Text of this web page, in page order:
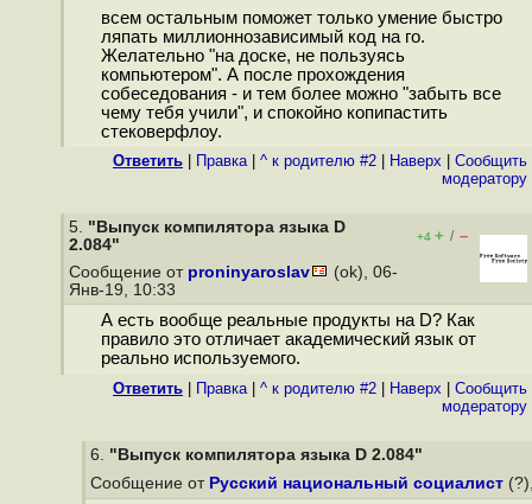
всем остальным поможет только умение быстро
ляпать миллионнозависимый код на го.
Желательно "на доске, не пользуясь
компьютером". А после прохождения
собеседования - и тем более можно "забыть все
чему тебя учили", и спокойно копипастить
стековерфлоу.
Ответить Правка| ^ к родителю #2 Наверх
Cообщить
модератору
5. "Выпуск компилятора языка D
2.084"
+4 + / –
Сообщение от proninyaroslav
(ok), 06-
Янв-19, 10:33
А есть вообще реальные продукты на D? Как
правило это отличает академический язык от
реально используемого.
Ответить Правка| ^ к родителю #2 Наверх
Cообщить
модератору
6. "Выпуск компилятора языка D 2.084"
Сообщение от Русский национальный социалист